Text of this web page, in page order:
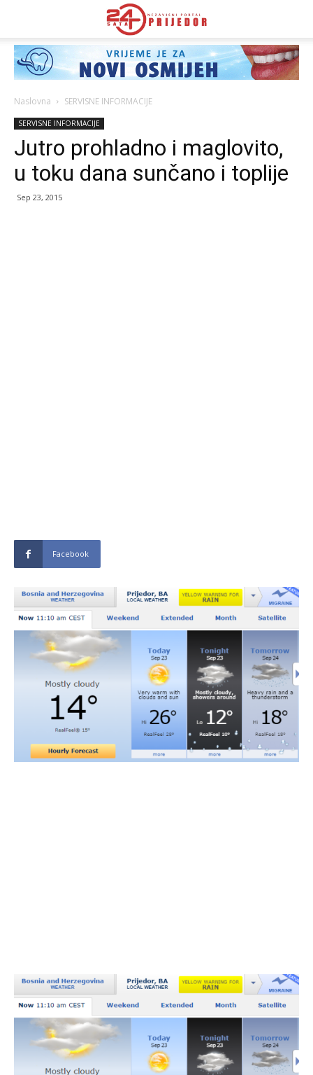
Naslovna SERVISNE INFORMACIJE
SERVISNE INFORMACIJE
Jutro prohladno i maglovito,
u toku dana sunčano i toplije
Sep 23, 2015
Facebook